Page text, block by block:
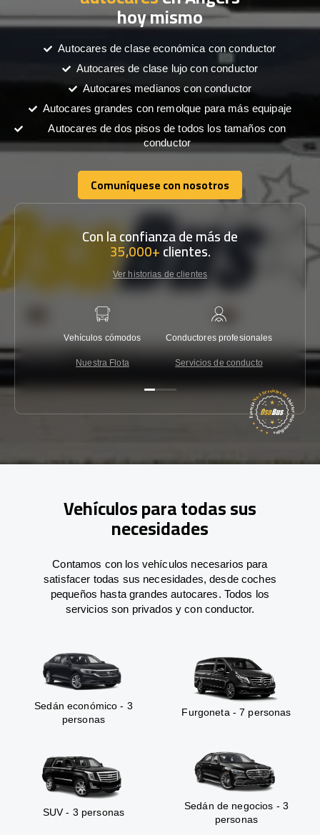
hoy mismo
Autocares de clase económica con conductor
Autocares de clase lujo con conductor
Autocares medianos con conductor
Autocares grandes con remolque para más equipaje
Autocares de dos pisos de todos los tamaños con
conductor
Comuníquese con nosotros
Comuníquese con nosotros
Con la confianza de más de
35,000+clientes.
Ver historias de clientes
Vehículos cómodos
Nuestra Flota
Conductores profesionales
Servicios de conducto
Vehículos para todas sus
necesidades
Contamos con los vehículos necesarios para
satisfacer todas sus necesidades, desde coches
pequeños hasta grandes autocares. Todos los
servicios son privados y con conductor.
Sedán económico - 3
personas
Furgoneta - 7 personas
SUV - 3 personas
Sedán de negocios - 3
personas